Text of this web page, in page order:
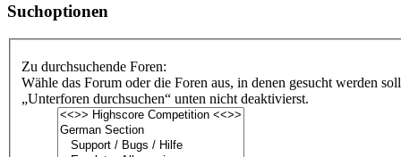
Suchoptionen
Zu durchsuchende Foren:
Wähle das Forum oder die Foren aus, in denen gesucht werden
„Unterforen durchsuchen“ unten nicht deaktivierst.